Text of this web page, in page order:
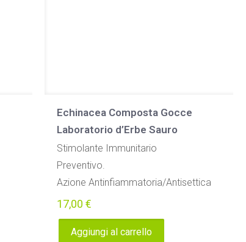
Echinacea Composta Gocce
Laboratorio d’Erbe Sauro
Stimolante Immunitario
Preventivo.
Azione Antinfiammatoria/Antisettica
17,00 €
Aggiungi al carrello